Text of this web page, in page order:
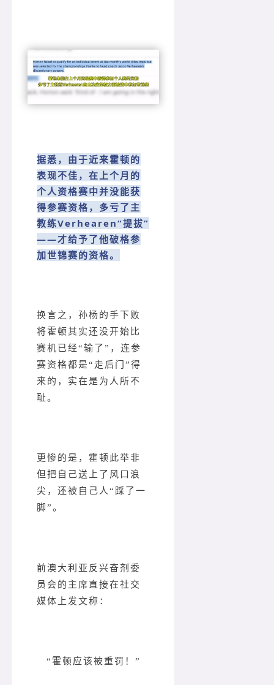
据悉，由于近来霍顿的
表现不佳，在上个月的
个人资格赛中并没能获
得参赛资格，多亏了主
教练Verhearen“提拔”
——才给予了他破格参
加世锦赛的资格。
换言之，孙杨的手下败
将霍顿其实还没开始比
赛机已经“输了”，连参
赛资格都是“走后门”得
来的，实在是为人所不
耻。
更惨的是，霍顿此举非
但把自己送上了风口浪
尖，还被自己人“踩了一
脚”。
前澳大利亚反兴奋剂委
员会的主席直接在社交
媒体上发文称：
“霍顿应该被重罚！”